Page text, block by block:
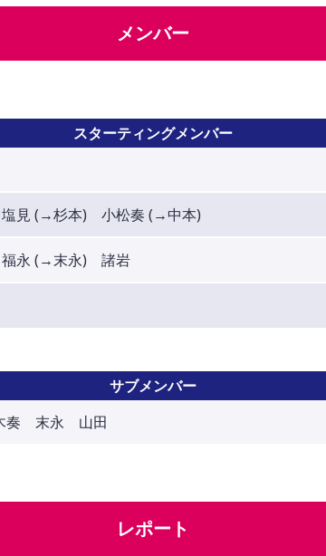
メンバー
スターティングメンバー
見 (→杉本) 小松奏 (→中本)
永 (→末永) 諸岩
サブメンバー
奏 末永 山田
レポート